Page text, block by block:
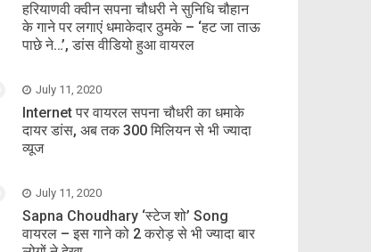
हरियाणवी क्वीन सपना चौधरी ने सुनिधि चौहान
के गाने पर लगाएं धमाकेदार ठुमके – ‘हट जा ताऊ
पाछे ने…’, डांस वीडियो हुआ वायरल
July 11, 2020
Internet पर वायरल सपना चौधरी का धमाके
दायर डांस, अब तक 300 मिलियन से भी ज्यादा
व्यूज
July 11, 2020
Sapna Choudhary ‘स्टेज शो’ Song
वायरल – इस गाने को 2 करोड़ से भी ज्यादा बार